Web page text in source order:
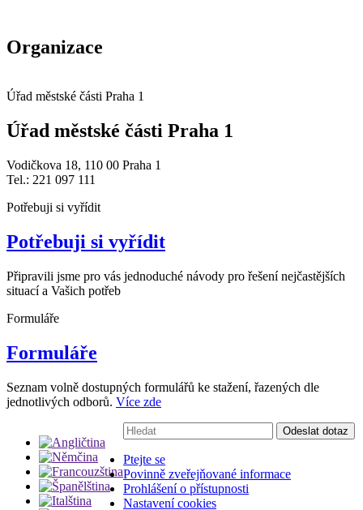
Organizace
Úřad městské části Praha 1
Úřad městské části Praha 1
Vodičkova 18, 110 00 Praha 1
Tel.: 221 097 111
Potřebuji si vyřídit
Potřebuji si vyřídit
Připravili jsme pro vás jednoduché návody pro řešení nejčastějších
situací a Vašich potřeb
Formuláře
Formuláře
Seznam volně dostupných formulářů ke stažení, řazených dle
jednotlivých odborů. Více zde
Vyhledávání:
Odeslat dotaz
Ptejte se
Povinně zveřejňované informace
Prohlášení o přístupnosti
Nastavení cookies